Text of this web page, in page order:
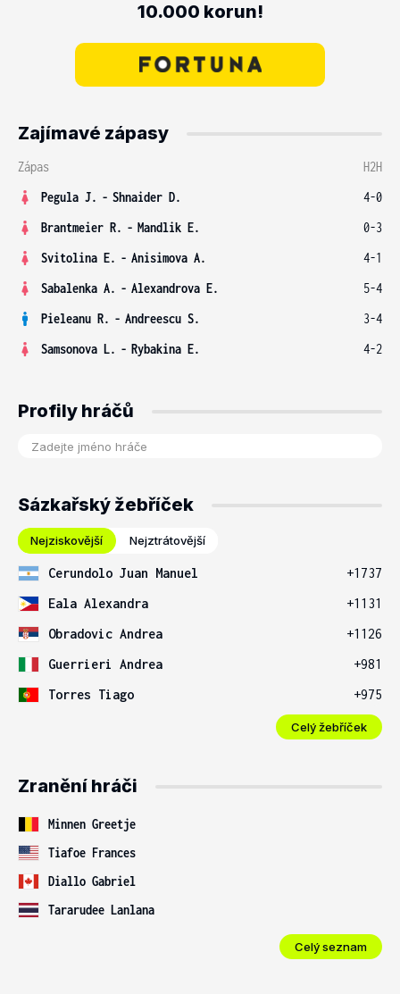
10.000 korun!
Zajímavé zápasy
Zápas
H2H
Pegula J. - Shnaider D.
4-0
Brantmeier R. - Mandlik E.
0-3
Svitolina E. - Anisimova A.
4-1
Sabalenka A. - Alexandrova E.
5-4
Pieleanu R. - Andreescu S.
3-4
Samsonova L. - Rybakina E. 4-2
Profily hráčů
Sázkařský žebříček
Nejziskovější Nejztrátovější
Cerundolo Juan Manuel
+1737
Eala Alexandra
+1131
Obradovic Andrea
+1126
Guerrieri Andrea
+981
Torres Tiago
+975
Celý žebříček
Zranění hráči
Minnen Greetje
Tiafoe Frances
Diallo Gabriel
Tararudee Lanlana
Celý seznam